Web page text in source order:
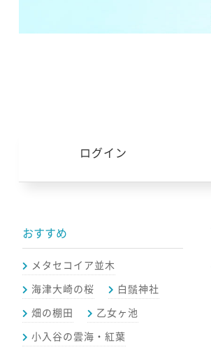
ログイン
おすすめ
メタセコイア並木
海津大崎の桜
白鬚神社
畑の棚田
乙女ヶ池
小入谷の雲海・紅葉